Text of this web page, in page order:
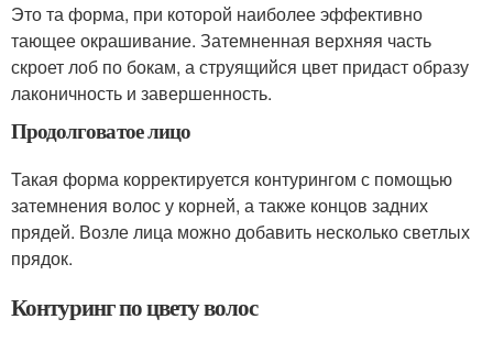
Это та форма, при которой наиболее эффективно
тающее окрашивание. Затемненная верхняя часть
скроет лоб по бокам, а струящийся цвет придаст образу
лаконичность и завершенность.
Продолговатое лицо
Такая форма корректируется контурингом с помощью
затемнения волос у корней, а также концов задних
прядей. Возле лица можно добавить несколько светлых
прядок.
Контуринг по цвету волос